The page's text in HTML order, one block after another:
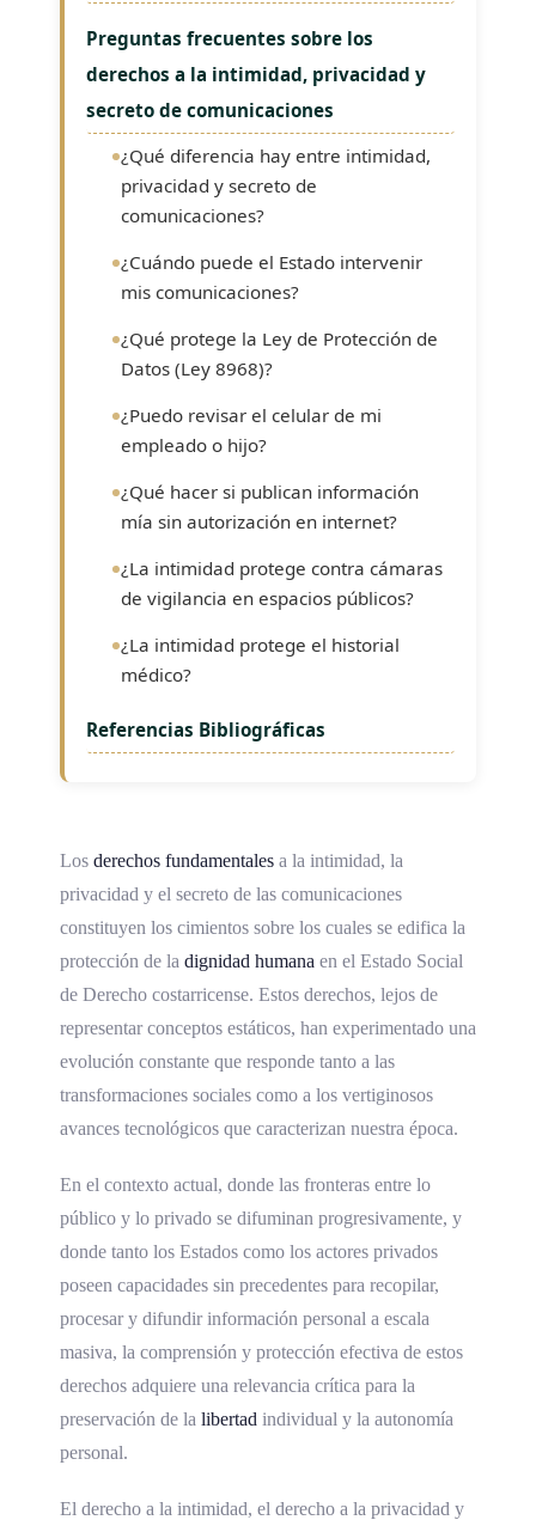
Preguntas frecuentes sobre los
derechos a la intimidad, privacidad y
secreto de comunicaciones
¿Qué diferencia hay entre intimidad,
privacidad y secreto de
comunicaciones?
¿Cuándo puede el Estado intervenir
mis comunicaciones?
¿Qué protege la Ley de Protección de
Datos (Ley 8968)?
¿Puedo revisar el celular de mi
empleado o hijo?
¿Qué hacer si publican información
mía sin autorización en internet?
¿La intimidad protege contra cámaras
de vigilancia en espacios públicos?
¿La intimidad protege el historial
médico?
Referencias Bibliográficas
Los derechos fundamentales a la intimidad, la
privacidad y el secreto de las comunicaciones
constituyen los cimientos sobre los cuales se edifica la
protección de la dignidad humana en el Estado Social
de Derecho costarricense. Estos derechos, lejos de
representar conceptos estáticos, han experimentado una
evolución constante que responde tanto a las
transformaciones sociales como a los vertiginosos
avances tecnológicos que caracterizan nuestra época.
En el contexto actual, donde las fronteras entre lo
público y lo privado se difuminan progresivamente, y
donde tanto los Estados como los actores privados
poseen capacidades sin precedentes para recopilar,
procesar y difundir información personal a escala
masiva, la comprensión y protección efectiva de estos
derechos adquiere una relevancia crítica para la
preservación de la libertad individual y la autonomía
personal.
El derecho a la intimidad, el derecho a la privacidad y